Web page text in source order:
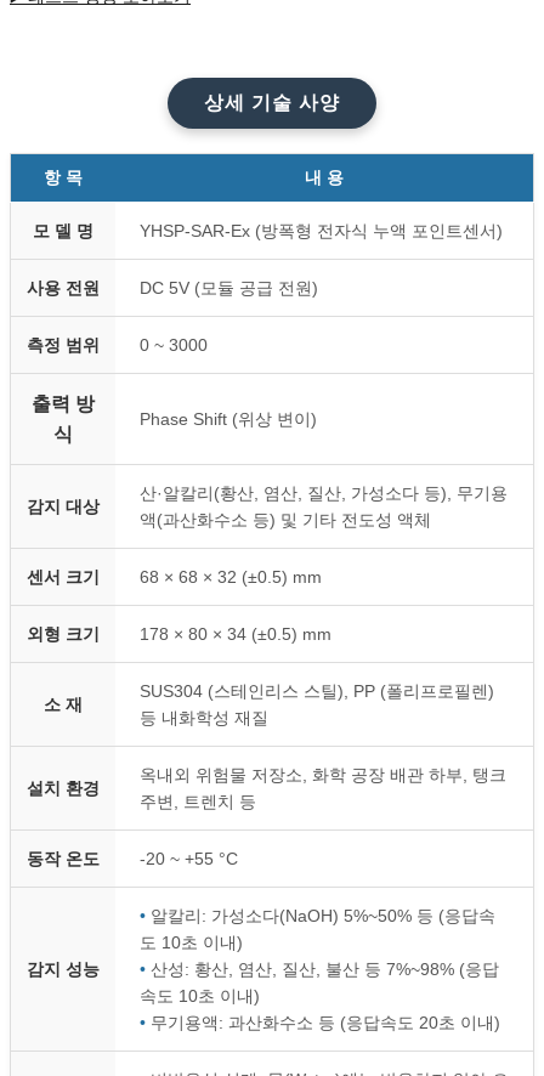
상세 기술 사양
항 목 내 용
모 델 명 YHSP-SAR-Ex (방폭형 전자식 누액 포인트센서)
사용 전원 DC 5V (모듈 공급 전원)
측정 범위 0 ~ 3000
출력 방
식
Phase Shift (위상 변이)
감지 대상
산·알칼리(황산, 염산, 질산, 가성소다 등), 무기용
액(과산화수소 등) 및 기타 전도성 액체
센서 크기 68 × 68 × 32 (±0.5) mm
외형 크기 178 × 80 × 34 (±0.5) mm
소 재
SUS304 (스테인리스 스틸), PP (폴리프로필렌)
등 내화학성 재질
설치 환경
옥내외 위험물 저장소, 화학 공장 배관 하부, 탱크
주변, 트렌치 등
동작 온도 -20 ~ +55 °C
감지 성능
• 알칼리: 가성소다(NaOH) 5%~50% 등 (응답속
도 10초 이내)
• 산성: 황산, 염산, 질산, 불산 등 7%~98% (응답
속도 10초 이내)
• 무기용액: 과산화수소 등 (응답속도 20초 이내)